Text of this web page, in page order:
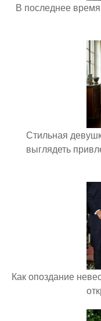
В последнее
Стильная
выглядеть
Как опоздание